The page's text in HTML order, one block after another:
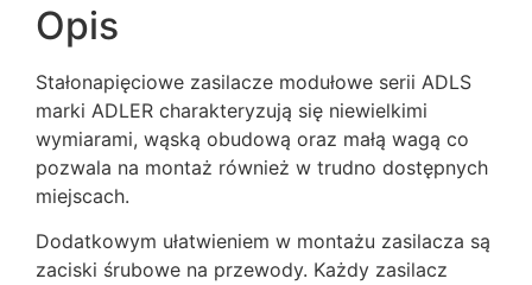
Opis
Stałonapięciowe zasilacze modułowe serii ADLS
marki ADLER charakteryzują się niewielkimi
wymiarami, wąską obudową oraz małą wagą co
pozwala na montaż również w trudno dostępnych
miejscach.
Dodatkowym ułatwieniem w montażu zasilacza są
zaciski śrubowe na przewody. Każdy zasilacz